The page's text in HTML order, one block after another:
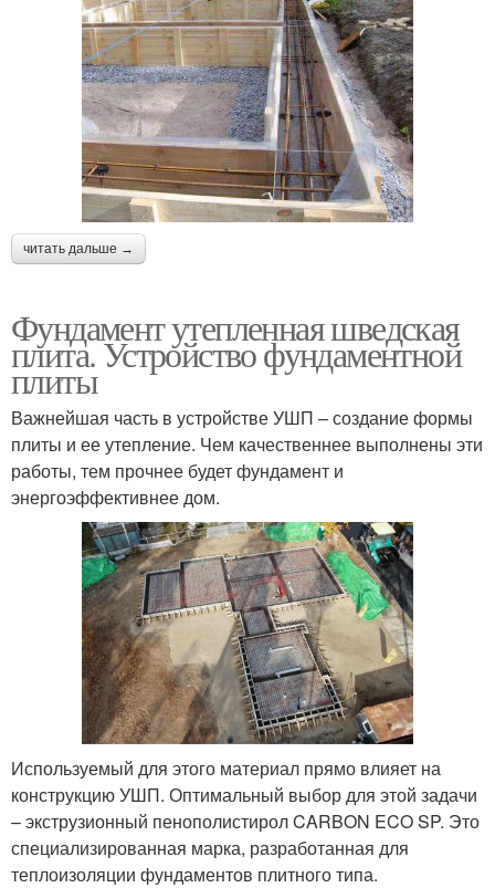
читать дальше →
Фундамент утепленная шведская
плита. Устройство фундаментной
плиты
Важнейшая часть в устройстве УШП – создание формы
плиты и ее утепление. Чем качественнее выполнены эти
работы, тем прочнее будет фундамент и
энергоэффективнее дом.
Используемый для этого материал прямо влияет на
конструкцию УШП. Оптимальный выбор для этой задачи
– экструзионный пенополистирол CARBON ECO SP. Это
специализированная марка, разработанная для
теплоизоляции фундаментов плитного типа.